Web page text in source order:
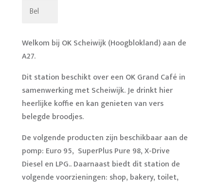
Bel
Welkom bij OK Scheiwijk (Hoogblokland) aan de
A27.
Dit station beschikt over een OK Grand Café in
samenwerking met Scheiwijk. Je drinkt hier
heerlijke koffie en kan genieten van vers
belegde broodjes.
De volgende producten zijn beschikbaar aan de
pomp: Euro 95, SuperPlus Pure 98, X-Drive
Diesel en LPG.. Daarnaast biedt dit station de
volgende voorzieningen: shop, bakery, toilet,